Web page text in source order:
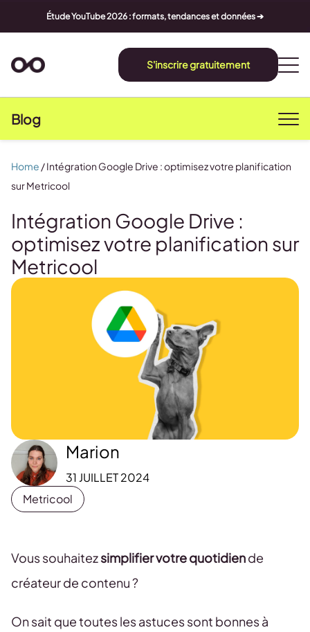
Étude YouTube 2026 : formats, tendances et données ➔
S'inscrire gratuitement
Blog
Intégration Google Drive :
optimisez votre planification sur
Metricool
Marion
31 JUILLET 2024
Metricool
Home /Intégration Google Drive : optimisez votre planification
sur Metricool
Vous souhaitezsimplifier votre quotidiende
créateur de contenu ?
On sait que toutes les astuces sont bonnes à